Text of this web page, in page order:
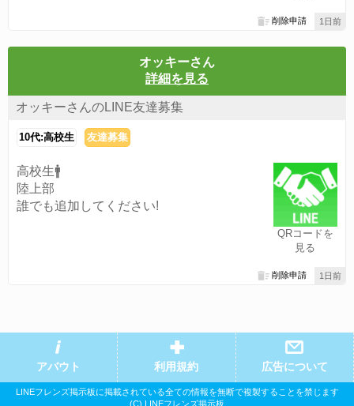
1日前
削除申請
オッキーさん
詳細を見る
オッキーさんのLINE友達募集
10代:高校生 友達募集
QRコードを
見る
高校生🚹️
陸上部
誰でも追加してください!
1日前
削除申請
アバウト 利用規約 広告について
LINEフレンズ掲示板に掲載されている全ての情報を無断で複製することを禁じます
(C) LINEフレンズ掲示板